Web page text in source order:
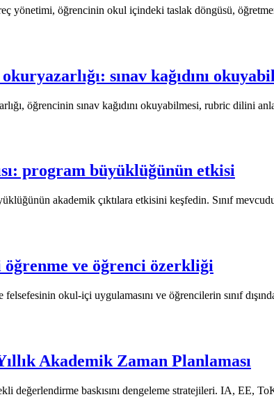
yönetimi, öğrencinin okul içindeki taslak döngüsü,
sınav kağıdını
öğrencinin sınav kağıdını okuyabilmesi, rubric dilini
program büyüklüğünün etkisi
akademik çıktılara etkisini keşfedin. Sınıf
ve öğrenci özerkliği
okul-içi uygulamasını ve öğrencilerin sınıf
Akademik Zaman Planlaması
değerlendirme baskısını dengeleme stratejileri. IA, EE,